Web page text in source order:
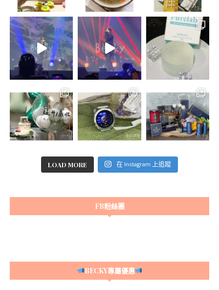
LOAD MORE 在 Instagram 上追蹤
FB粉絲團
BECKY專屬優惠